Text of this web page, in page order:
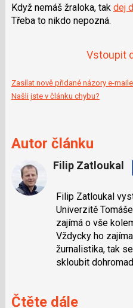
Když nemáš žraloka, tak dej
Třeba to nikdo nepozná.
Vstoupit
Zasílat nově přidané názory e-
Našli jste v článku chybu?
Autor článku
Filip Zatloukal
Filip Zatloukal
Univerzitě
zajímá o vše
Vždycky ho
žurnalistika, tak
skloubit
Čtěte dále